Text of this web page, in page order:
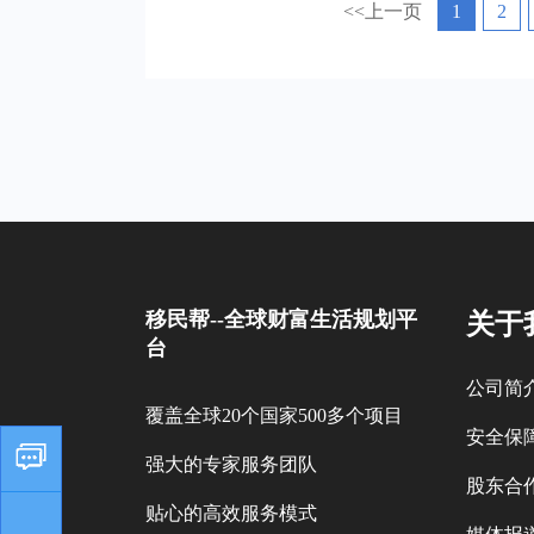
<<上一页 1 2
移民帮--全球财富生活规划平
台
覆盖全球20个国家500多个项目
强大的专家服务团队
贴心的高效服务模式
关于
公司简
安全保
股东合